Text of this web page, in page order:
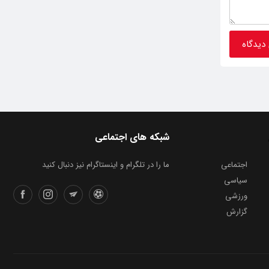
شبکه های اجتماعی
ما را در تلگرام و اینستاگرام نیز دنبال کنید
اجتماعی
سیاسی
ورزشی
گزارش